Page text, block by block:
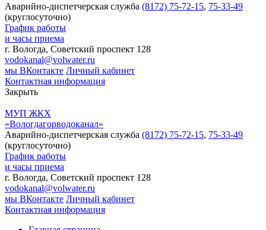
Аварийно-диспетчерская служба (8172) 75-72-15, 75-33-49
(круглосуточно)
График работы
и часы приема
г. Вологда, Советский проспект 128
vodokanal@volwater.ru
мы ВКонтакте Личный кабинет
Контактная информация
Закрыть
МУП ЖКХ
«Вологдагорводоканал»
Аварийно-диспетчерская служба (8172) 75-72-15, 75-33-49
(круглосуточно)
График работы
и часы приема
г. Вологда, Советский проспект 128
vodokanal@volwater.ru
мы ВКонтакте Личный кабинет
Контактная информация